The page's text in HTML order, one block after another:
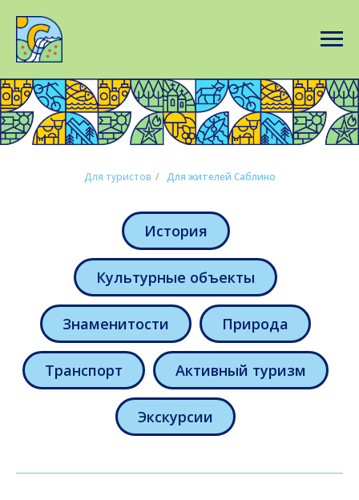
Для туристов / Для жителей Саблино
История
Культурные объекты
Знаменитости Природа
Транспорт Активный туризм
Экскурсии